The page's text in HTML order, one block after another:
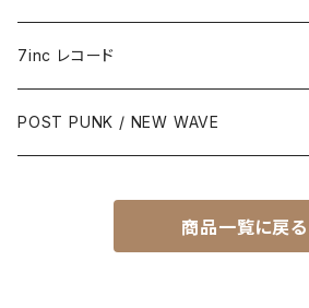
7inc レコード
PUNK / 2TONE
SKA / ROCK STEADY / REGGAE
POST PUNK / NEW WAVE
商品一覧に戻る